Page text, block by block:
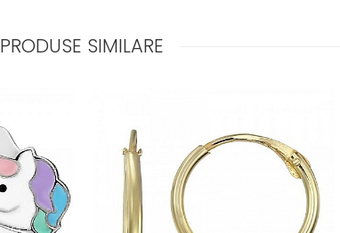
PRODUSE SIMILARE